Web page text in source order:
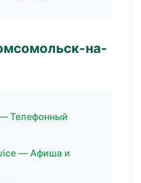
на-
Телефонный
— Афиша и